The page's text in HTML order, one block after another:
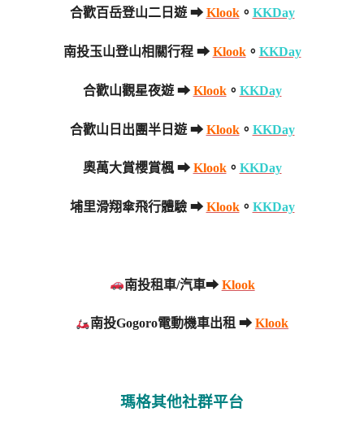
合歡百岳登山二日遊 ➡ Klook。 KKDay
南投玉山登山相關行程 ➡ Klook。 KKDay
合歡山觀星夜遊 ➡ Klook。 KKDay
合歡山日出團半日遊 ➡ Klook。 KKDay
奧萬大賞櫻賞楓 ➡ Klook。 KKDay
埔里滑翔傘飛行體驗 ➡ Klook。 KKDay
南投租車/汽車➡ Klook
南投Gogoro電動機車出租 ➡Klook
瑪格其他社群平台